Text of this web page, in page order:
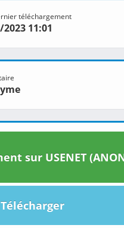
téléchargement
11:01
sur USENET
Télécharger